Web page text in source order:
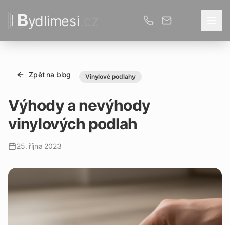
Bydlimesi
Zpět na blog Vinylové podlahy
Výhody a nevýhody
vinylových podlah
25. října 2023